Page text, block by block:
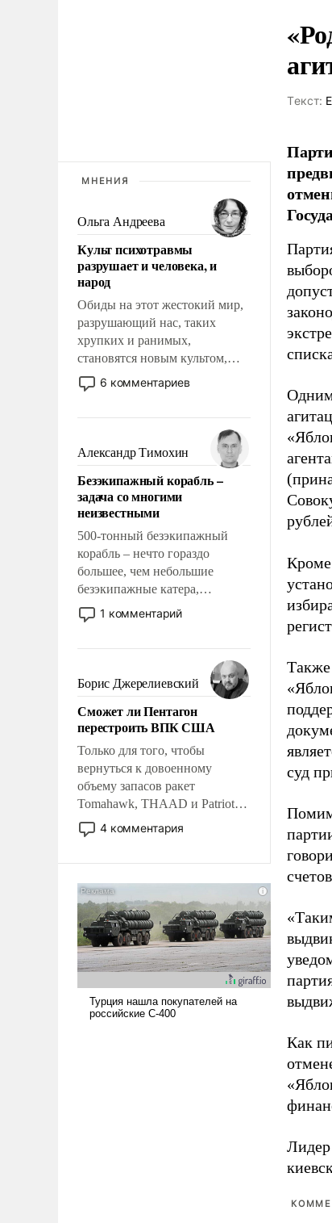
МНЕНИЯ
Ольга Андреева
Культ психотравмы
разрушает и человека, и
народ
Обиды на этот жестокий мир,
разрушающий нас, таких
хрупких и ранимых,
становятся новым культом,
постепенно вытесняя и
отменяя традиционное
мужественным и твердым под
ударами судьбы, брать на себя
ответственность, помогать
слабым, идти вперед и
адаптироваться.
6 комментариев
Александр Тимохин
Безэкипажный корабль –
задача со многими
неизвестными
500-тонный безэкипажный
корабль – нечто гораздо
большее, чем небольшие
безэкипажные катера,
применение которых уже
стало обыденностью. Задача по
сложна и амбициозна. Однако
и ее реализация радикально
поднимет наши боевые
возможности.
1 комментарий
Борис Джерелиевский
Сможет ли Пентагон
перестроить ВПК США
Только для того, чтобы
вернуться к довоенному
объему запасов ракет
Tomahawk, THAAD и Patriot
США потребуется более трех
лет. Даже небольшая война с
Сложившаяся ситуация
означает многолетний период
уязвимости США, например,
перед Китаем.
4 комментария
Tекст:
Одним
Также
суд
Как